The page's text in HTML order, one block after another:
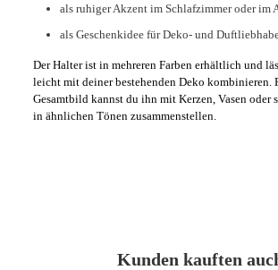
als ruhiger Akzent im Schlafzimmer oder im
als Geschenkidee für Deko- und
Der Halter ist in mehreren Farben erhältlich und
leicht mit deiner bestehenden Deko kombinieren.
Gesamtbild kannst du ihn mit Kerzen, Vasen oder
in ähnlichen Tönen zusammenstellen.
Kunden kauften